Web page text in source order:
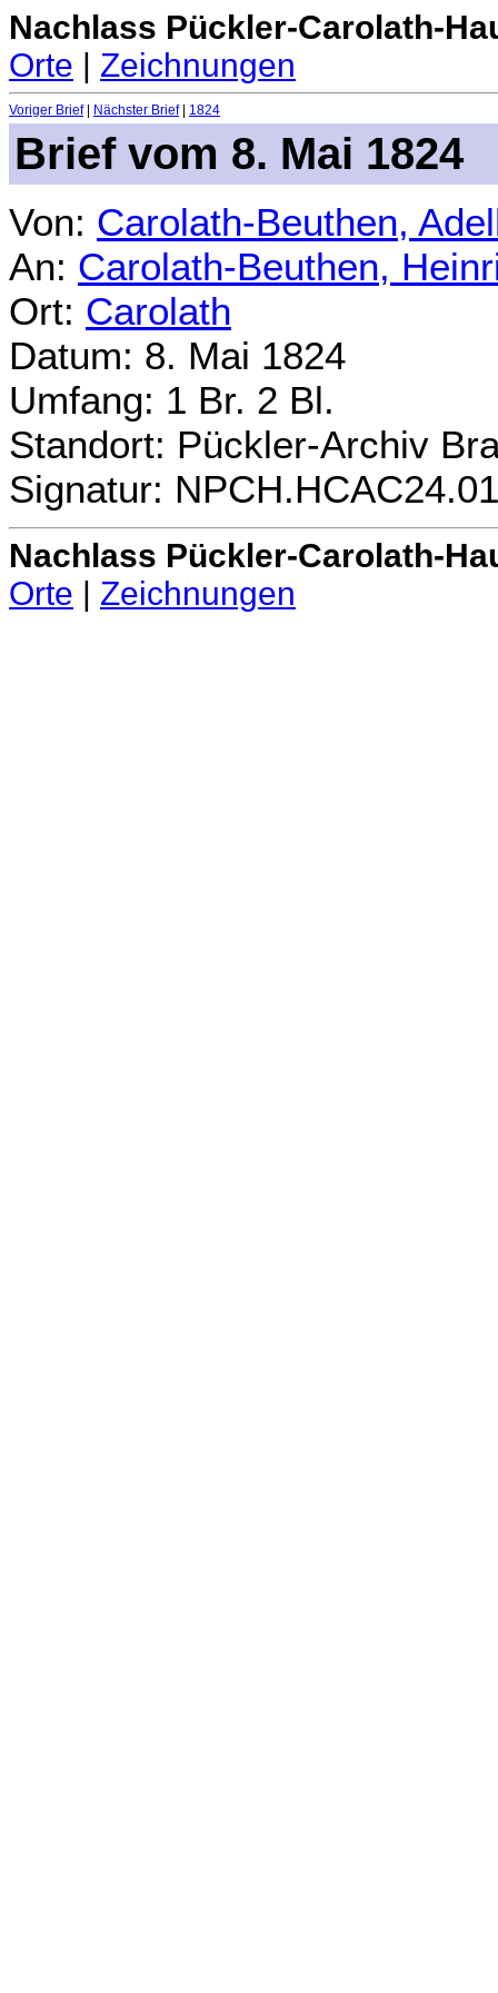
Nachlass Pückler-Carolath-
Orte | Zeichnungen
Voriger Brief| Nächster Brief| 1824
Brief vom 8. Mai 1824
Von: Carolath-Beuthen,
An: Carolath-Beuthen,
Ort: Carolath
Datum: 8. Mai 1824
Umfang: 1 Br. 2 Bl.
Standort: Pückler-Archiv
Signatur:
Nachlass Pückler-Carolath-
Orte
Zeichnungen